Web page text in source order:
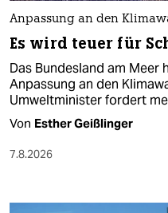
Anpassung an den
Es wird teuer für
Das Bundesland am Meer
Anpassung an den
Umweltminister fordert
Von Esther Geißlinger
7.8.2026